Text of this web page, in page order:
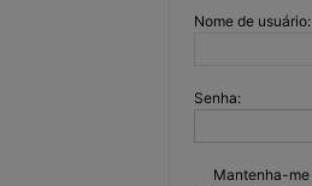
Nome de usuário:
Senha:
Mantenha-me